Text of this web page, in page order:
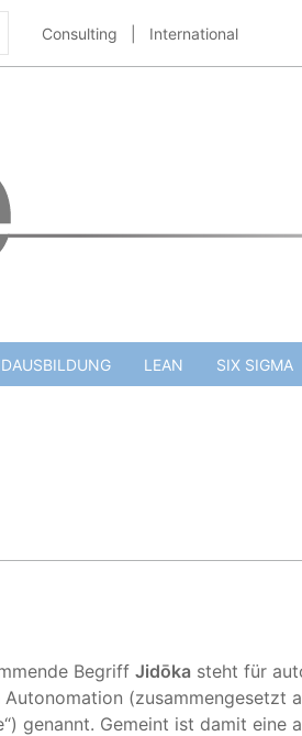
Consulting International
LEAN SIX SIGMA
Begriff Jidōkasteht für
(zusammengesetzt
genannt. Gemeint ist damit eine